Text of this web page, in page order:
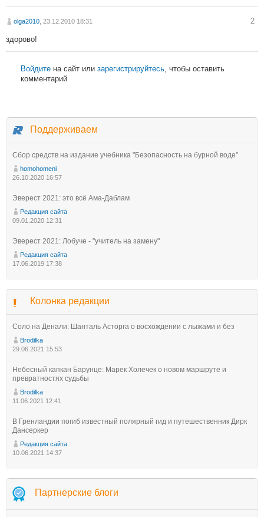
olga2010, 23.12.2010 18:31 2
здорово!
Войдите на сайт или зарегистрируйтесь, чтобы оставить
комментарий
Поддерживаем
Сбор средств на издание учебника "Безопасность на бурной воде"
homohomeni
26.10.2020 16:57
Эверест 2021: это всё Ама-Даблам
Редакция сайта
09.01.2020 12:31
Эверест 2021: Лобуче - "учитель на замену"
Редакция сайта
17.06.2019 17:38
Колонка редакции
Соло на Денали: Шанталь Асторга о восхождении с лыжами и без
Brodilka
29.06.2021 15:53
Небесный капкан Барунце: Марек Холечек о новом маршруте и
превратностях судьбы
Brodilka
11.06.2021 12:41
В Гренландии погиб известный полярный гид и путешественник Дирк
Дансеркер
Редакция сайта
10.06.2021 14:37
Партнерские блоги